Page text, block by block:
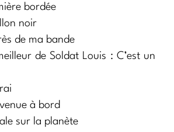
bordée
noir
de ma bande
de Soldat Louis : C’est un
à bord
sur la planète